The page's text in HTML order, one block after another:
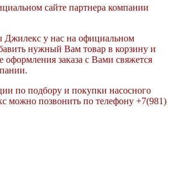
сайте партнера компании
Джилекс у нас на официальном
нужный Вам товар в корзину и
оформления заказа с Вами свяжется
по подбору и покупки насосного
можно позвонить по телефону +7(981)